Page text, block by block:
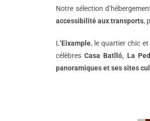
Notre sélection
accessibilité aux transports,
L ’Eixample, le quartier chic
célèbresCasa Batlló, La
panoramiques et ses sites